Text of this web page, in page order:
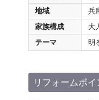
地域
兵
家族構成
大
テーマ
明
リフォームポイ